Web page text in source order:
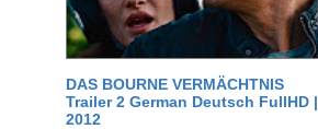
DAS BOURNE VERMÄCHTNIS
Trailer 2 German Deutsch FullHD |
2012